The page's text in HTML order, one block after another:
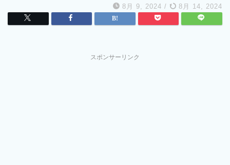
8月 9, 2024 / 8月 14, 2024
スポンサーリンク